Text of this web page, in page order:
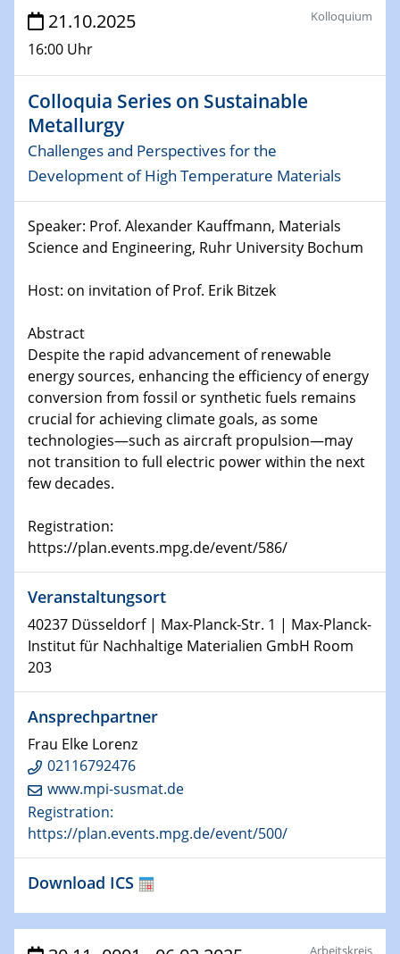
Veranstaltungen
30.11.-0001 - 06.02.2025
SFB/TRR 247 Seminar
08.01.2025
Physikalisches Kolloquium
Shaping the future: The role of metrology in a changing
world
14.01.2025
SFB 1242 Kolloquium
15.01.2025
Comets – Why Should We Study Them?
15.01.2025
GDCh Kolloquium
22.01.2025
Physikalisches Kolloquium
Make it and break it: Contact and Cracks at soft
interfaces
22.01.2025
HyMission Short Talks
29.01.2025
Physikalisches Kolloquium
Decoding mRNA translation: Computational and
experimental approaches to understanding gene
29.01.2025
GDCh Kolloquium
The Cation Shuffle
30.01.2025
WIN & CENIDE Seminar Series on 2D-
MATURE
30.01.2025
Talk Prof. Erwin Reisner
21.10.2025
16:00 Uhr
Kolloquium
Colloquia Series on Sustainable
Metallurgy
Challenges and Perspectives for the
Development of High Temperature Materials
Speaker: Prof. Alexander Kauffmann, Materials
Science and Engineering, Ruhr University Bochum
Host: on invitation of Prof. Erik Bitzek
Abstract
Despite the rapid advancement of renewable
energy sources, enhancing the efficiency of energy
conversion from fossil or synthetic fuels remains
crucial for achieving climate goals, as some
technologies—such as aircraft propulsion—may
not transition to full electric power within the next
few decades.
Registration:
https://plan.events.mpg.de/event/586/
Veranstaltungsort
40237 Düsseldorf | Max-Planck-Str. 1 | Max-Planck-
Institut für Nachhaltige Materialien GmbH Room
203
Ansprechpartner
Frau Elke Lorenz
02116792476
www.mpi-susmat.de
Registration:
https://plan.events.mpg.de/event/500/
Download ICS
Arbeitskreis